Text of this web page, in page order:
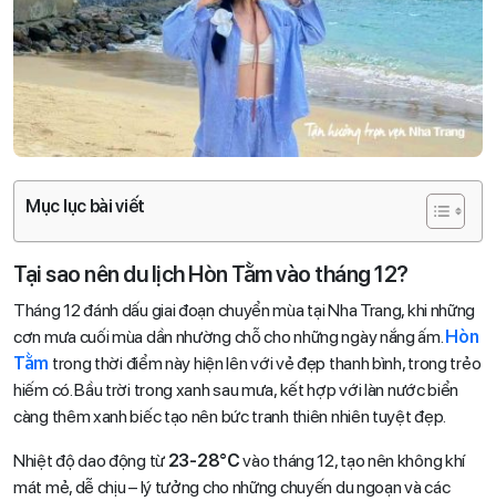
Mục lục bài viết
Tại sao nên du lịch Hòn Tằm vào tháng 12?
Tháng 12 đánh dấu giai đoạn chuyển mùa tại Nha Trang, khi những
cơn mưa cuối mùa dần nhường chỗ cho những ngày nắng ấm. Hòn
Tằm trong thời điểm này hiện lên với vẻ đẹp thanh bình, trong trẻo
hiếm có. Bầu trời trong xanh sau mưa, kết hợp với làn nước biển
càng thêm xanh biếc tạo nên bức tranh thiên nhiên tuyệt đẹp.
Nhiệt độ dao động từ 23-28°Cvào tháng 12, tạo nên không khí
mát mẻ, dễ chịu – lý tưởng cho những chuyến du ngoạn và các